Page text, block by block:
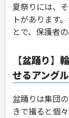
夏祭りには、
トがあります
とで、保護者
【盆踊り】
せるアングル
盆踊りは集団
きで撮ると個